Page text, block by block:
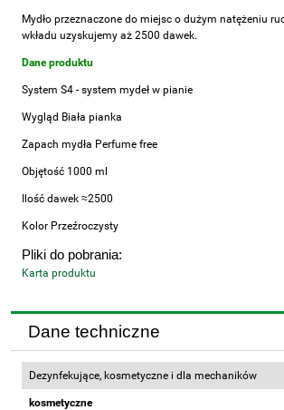
Mydło przeznaczone do miejsc o dużym natężeniu
wkładu uzyskujemy aż 2500 dawek.
Dane produktu
System S4 - system mydeł w pianie
Wygląd Biała pianka
Zapach mydła Perfume free
Objętość 1000 ml
Ilość dawek ≈2500
Kolor Przeźroczysty
Pliki do pobrania:
Karta produktu
Dane techniczne
Dezynfekujące, kosmetyczne i dla mechaników
kosmetyczne